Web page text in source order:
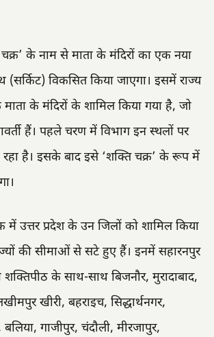
के नाम से माता के मंदिरों का एक नया
(सर्किट) विकसित किया जाएगा। इसमें राज्य
के मंदिरों के शामिल किया गया है, जो
हैं। पहले चरण में विभाग इन स्थलों पर
रहा है। इसके बाद इसे ‘शक्ति चक्र’ के रूप में
में उत्तर प्रदेश के उन जिलों को शामिल किया
की सीमाओं से सटे हुए हैं। इनमें सहारनपुर
शक्तिपीठ के साथ-साथ बिजनौर, मुरादाबाद,
खीरी, बहराइच, सिद्धार्थनगर,
बलिया, गाजीपुर, चंदौली, मीरजापुर,